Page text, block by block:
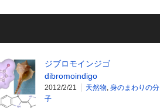
ジブロモインジゴ
dibromoindigo
2012/2/21 天然物 身のまわりの分
子